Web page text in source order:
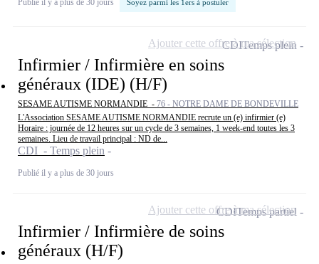
Soyez parmi les 1ers à postuler
Infirmier / Infirmière en soins
généraux (IDE) (H/F)
SESAME AUTISME NORMANDIE - 76 - NOTRE DAME DE BONDEVILLE
L'Association SESAME AUTISME NORMANDIE recrute un (e) infirmier (e)
Horaire : journée de 12 heures sur un cycle de 3 semaines, 1 week-end toutes les 3
semaines. Lieu de travail principal : ND de...
CDI - Temps plein
Publié il y a plus de 30 jours
CDITemps plein
Ajouter cette offre à ma sélection
Infirmier / Infirmière de soins
généraux (H/F)
CDITemps partiel
Ajouter cette offre à ma sélection